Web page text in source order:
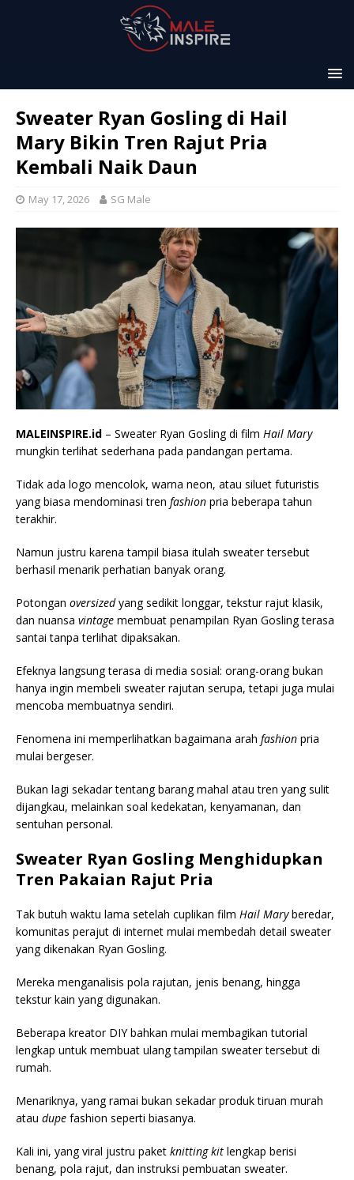
Sweater Ryan Gosling di Hail
Mary Bikin Tren Rajut Pria
Kembali Naik Daun
May 17, 2026 SG Male
MALEINSPIRE.id – Sweater Ryan Gosling di film Hail Mary
mungkin terlihat sederhana pada pandangan pertama.
Tidak ada logo mencolok, warna neon, atau siluet futuristis
yang biasa mendominasi tren fashion pria beberapa tahun
terakhir.
Namun justru karena tampil biasa itulah sweater tersebut
berhasil menarik perhatian banyak orang.
Potongan oversizedyang sedikit longgar, tekstur rajut klasik,
dan nuansa vintage membuat penampilan Ryan Gosling terasa
santai tanpa terlihat dipaksakan.
Efeknya langsung terasa di media sosial: orang-orang bukan
hanya ingin membeli sweater rajutan serupa, tetapi juga mulai
mencoba membuatnya sendiri.
Fenomena ini memperlihatkan bagaimana arah fashion pria
mulai bergeser.
Bukan lagi sekadar tentang barang mahal atau tren yang sulit
dijangkau, melainkan soal kedekatan, kenyamanan, dan
sentuhan personal.
Sweater Ryan Gosling Menghidupkan
Tren Pakaian Rajut Pria
Tak butuh waktu lama setelah cuplikan film Hail Maryberedar,
komunitas perajut di internet mulai membedah detail sweater
yang dikenakan Ryan Gosling.
Mereka menganalisis pola rajutan, jenis benang, hingga
tekstur kain yang digunakan.
Beberapa kreator DIY bahkan mulai membagikan tutorial
lengkap untuk membuat ulang tampilan sweater tersebut di
rumah.
Menariknya, yang ramai bukan sekadar produk tiruan murah
atau dupe fashion seperti biasanya.
Kali ini, yang viral justru paket knitting kit lengkap berisi
benang, pola rajut, dan instruksi pembuatan sweater.